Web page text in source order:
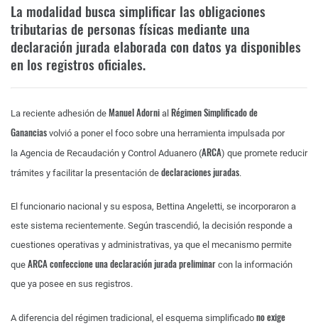
La modalidad busca simplificar las obligaciones
tributarias de personas físicas mediante una
declaración jurada elaborada con datos ya disponibles
en los registros oficiales.
La reciente adhesión de Manuel Adorni al Régimen Simplificado de
Ganancias volvió a poner el foco sobre una herramienta impulsada por
la Agencia de Recaudación y Control Aduanero (ARCA) que promete reducir
trámites y facilitar la presentación de declaraciones juradas.
El funcionario nacional y su esposa, Bettina Angeletti, se incorporaron a
este sistema recientemente. Según trascendió, la decisión responde a
cuestiones operativas y administrativas, ya que el mecanismo permite
que ARCA confeccione una declaración jurada preliminar con la información
que ya posee en sus registros.
A diferencia del régimen tradicional, el esquema simplificado no exige